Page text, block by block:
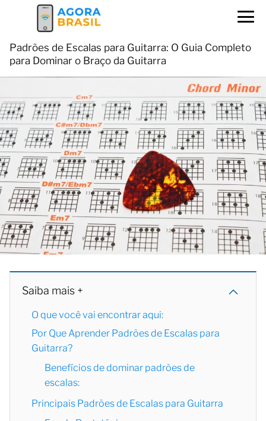
Padrões de Escalas para Guitarra: O Guia Completo
para Dominar o Braço da Guitarra
Saiba mais +
O que você vai encontrar aqui:
Por Que Aprender Padrões de Escalas para
Guitarra?
Benefícios de dominar padrões de
escalas:
Principais Padrões de Escalas para Guitarra